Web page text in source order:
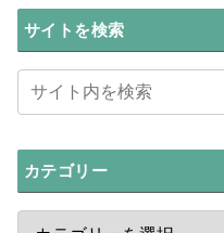
サイトを検索
カテゴリー